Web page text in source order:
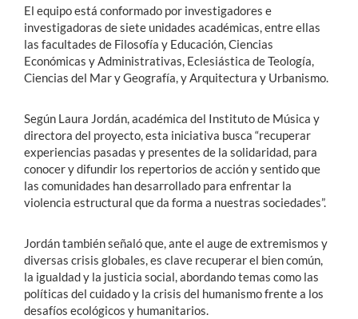
El equipo está conformado por investigadores e
investigadoras de siete unidades académicas, entre ellas
las facultades de Filosofía y Educación, Ciencias
Económicas y Administrativas, Eclesiástica de Teología,
Ciencias del Mar y Geografía, y Arquitectura y Urbanismo.
Según Laura Jordán, académica del Instituto de Música y
directora del proyecto, esta iniciativa busca “recuperar
experiencias pasadas y presentes de la solidaridad, para
conocer y difundir los repertorios de acción y sentido que
las comunidades han desarrollado para enfrentar la
violencia estructural que da forma a nuestras sociedades”.
Jordán también señaló que, ante el auge de extremismos y
diversas crisis globales, es clave recuperar el bien común,
la igualdad y la justicia social, abordando temas como las
políticas del cuidado y la crisis del humanismo frente a los
desafíos ecológicos y humanitarios.